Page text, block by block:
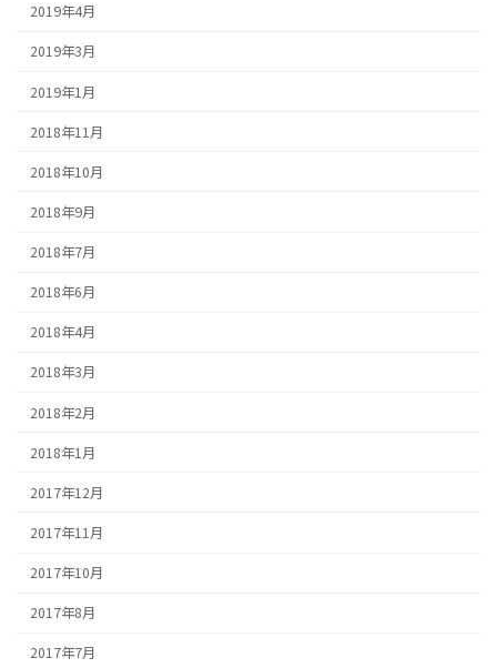
2019年4月
2019年3月
2019年1月
2018年11月
2018年10月
2018年9月
2018年7月
2018年6月
2018年4月
2018年3月
2018年2月
2018年1月
2017年12月
2017年11月
2017年10月
2017年8月
2017年7月